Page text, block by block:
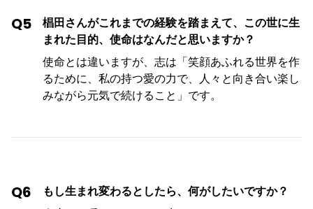
Q5
椙田さんがこれまでの経験を踏まえて、この世に生
まれた目的、使命はなんだと思いますか？
使命とは違いますが、志は「笑顔あふれる世界を作
るために、私の持つ愛の力で、人々と向き合い楽し
みながら元気で続けること」です。
Q6
もし生まれ変わるとしたら、何がしたいですか？